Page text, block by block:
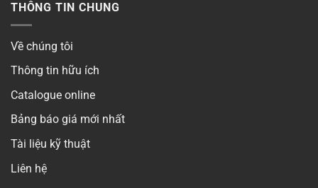
Thời gian bảo hành
Số lõi
Điện áp
Kiểm định
Có
THÔNG TIN CHUNG
Về chúng tôi
Thông tin hữu ích
Catalogue online
Bảng báo giá mới nhất
Tài liệu kỹ thuật
Liên hệ